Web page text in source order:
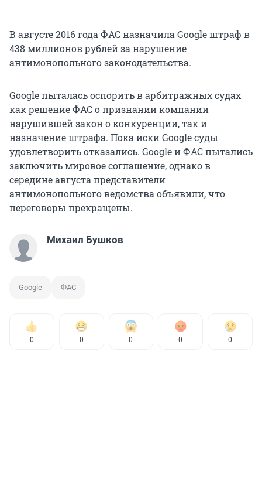
В августе 2016 года ФАС назначила Google штраф в
438 миллионов рублей за нарушение
антимонопольного законодательства.
Google пыталась оспорить в арбитражных судах
как решение ФАС о признании компании
нарушившей закон о конкуренции, так и
назначение штрафа. Пока иски Google суды
удовлетворить отказались. Google и ФАС пытались
заключить мировое соглашение, однако в
середине августа представители
антимонопольного ведомства объявили, что
переговоры прекращены.
Михаил Бушков
Google ФАС
0 0 0 0 0